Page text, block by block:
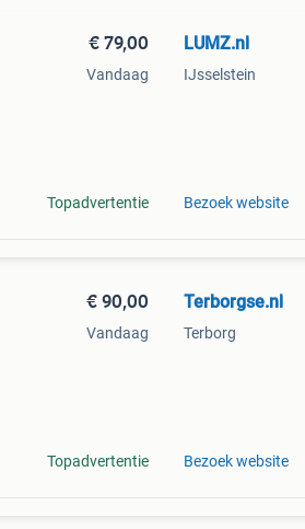
€ 79,00
Vandaag
Topadvertentie
LUMZ.nl
IJsselstein
Bezoek website
€ 90,00
Vandaag
Topadvertentie
Terborgse.nl
Terborg
Bezoek website